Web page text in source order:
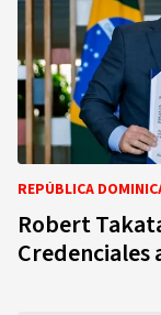
REPÚBLICA
Robert
Credenciales